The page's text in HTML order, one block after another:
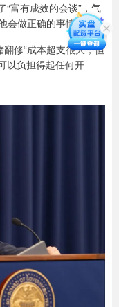
富有成效的会谈”，气
会做正确的事情。”
修“成本超支很大，但
以负担得起任何开